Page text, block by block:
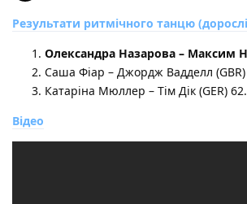
Результати ритмічного танцю
Олександра Назарова – Максим
Саша Фіар – Джордж Вадделл
Катаріна Мюллер – Тім Дік (GER)
Відео